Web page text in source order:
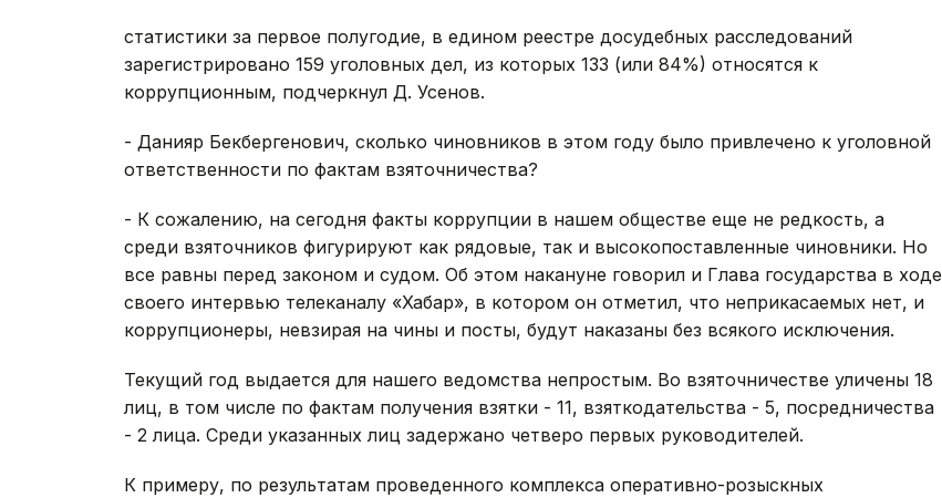
статистики за первое полугодие, в едином реестре досудебных расследований
зарегистрировано 159 уголовных дел, из которых 133 (или 84%) относятся к
коррупционным, подчеркнул Д. Усенов.
- Данияр Бекбергенович, сколько чиновников в этом году было привлечено к уголовной
ответственности по фактам взяточничества?
- К сожалению, на сегодня факты коррупции в нашем обществе еще не редкость, а
среди взяточников фигурируют как рядовые, так и высокопоставленные чиновники. Но
все равны перед законом и судом. Об этом накануне говорил и Глава государства в ходе
своего интервью телеканалу «Хабар», в котором он отметил, что неприкасаемых нет, и
коррупционеры, невзирая на чины и посты, будут наказаны без всякого исключения.
Текущий год выдается для нашего ведомства непростым. Во взяточничестве уличены 18
лиц, в том числе по фактам получения взятки - 11, взяткодательства - 5, посредничества
- 2 лица. Среди указанных лиц задержано четверо первых руководителей.
К примеру, по результатам проведенного комплекса оперативно-розыскных